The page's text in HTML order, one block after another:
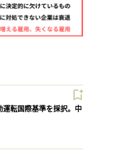
運転国際基準を採択。中